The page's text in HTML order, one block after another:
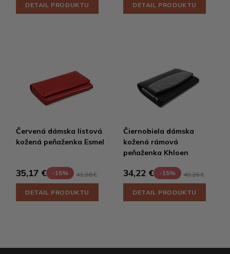
DETAIL PRODUKTU DETAIL PRODUKTU
Červená dámska listová
kožená peňaženka Esmel
35,17 € -15% 41,38 €
DETAIL PRODUKTU
Čiernobiela dámska
kožená rámová
peňaženka Khloen
34,22 € -15% 40,26 €
DETAIL PRODUKTU